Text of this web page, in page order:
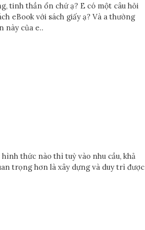
tinh thần ổn chứ ạ? E có một câu hỏi
eBook với sách giấy ạ? Và a thường
này của e..
thức nào thì tuỳ vào nhu cầu, khả
trọng hơn là xây dựng và duy trì được